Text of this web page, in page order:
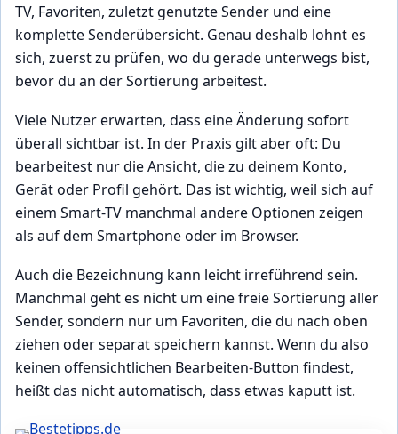
TV, Favoriten, zuletzt genutzte Sender und eine
komplette Senderübersicht. Genau deshalb lohnt es
sich, zuerst zu prüfen, wo du gerade unterwegs bist,
bevor du an der Sortierung arbeitest.
Viele Nutzer erwarten, dass eine Änderung sofort
überall sichtbar ist. In der Praxis gilt aber oft: Du
bearbeitest nur die Ansicht, die zu deinem Konto,
Gerät oder Profil gehört. Das ist wichtig, weil sich auf
einem Smart-TV manchmal andere Optionen zeigen
als auf dem Smartphone oder im Browser.
Auch die Bezeichnung kann leicht irreführend sein.
Manchmal geht es nicht um eine freie Sortierung aller
Sender, sondern nur um Favoriten, die du nach oben
ziehen oder separat speichern kannst. Wenn du also
keinen offensichtlichen Bearbeiten-Button findest,
heißt das nicht automatisch, dass etwas kaputt ist.